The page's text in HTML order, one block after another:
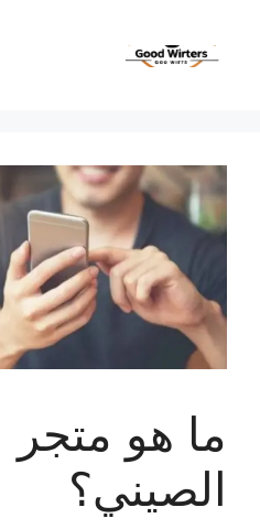
المحتوى
ما هو متجر
الصيني؟